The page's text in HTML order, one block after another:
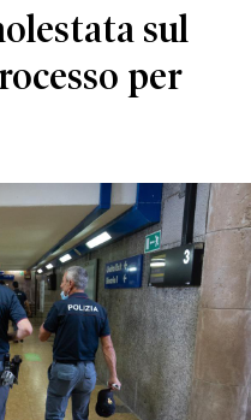
sul
per